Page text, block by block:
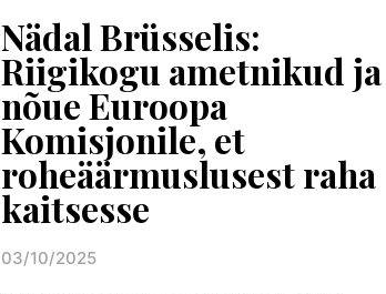
Nädal Brüsselis:
Riigikogu ametnikud ja
nõue Euroopa
Komisjonile, et
roheäärmuslusest raha
kaitsesse
Posted on
03/10/2025